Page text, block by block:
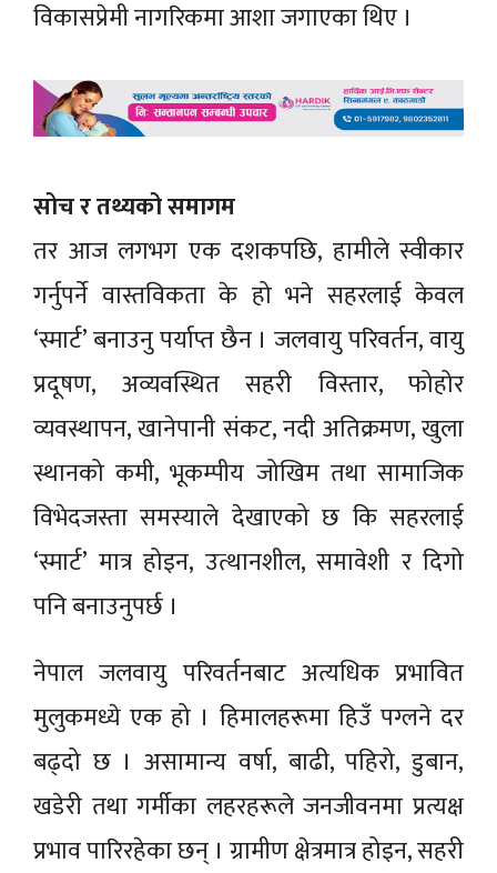
विकासप्रेमी नागरिकमा आशा जगाएका थिए ।
सोच र तथ्यको समागम
तर आज लगभग एक दशकपछि, हामीले स्वीकार
गर्नुपर्ने वास्तविकता के हो भने सहरलाई केवल
‘स्मार्ट’ बनाउनु पर्याप्त छैन । जलवायु परिवर्तन, वायु
प्रदूषण, अव्यवस्थित सहरी विस्तार, फोहोर
व्यवस्थापन, खानेपानी संकट, नदी अतिक्रमण, खुला
स्थानको कमी, भूकम्पीय जोखिम तथा सामाजिक
विभेदजस्ता समस्याले देखाएको छ कि सहरलाई
‘स्मार्ट’ मात्र होइन, उत्थानशील, समावेशी र दिगो
पनि बनाउनुपर्छ ।
नेपाल जलवायु परिवर्तनबाट अत्यधिक प्रभावित
मुलुकमध्ये एक हो । हिमालहरूमा हिउँ पग्लने दर
बढ्दो छ । असामान्य वर्षा, बाढी, पहिरो, डुबान,
खडेरी तथा गर्मीका लहरहरूले जनजीवनमा प्रत्यक्ष
प्रभाव पारिरहेका छन् । ग्रामीण क्षेत्रमात्र होइन, सहरी